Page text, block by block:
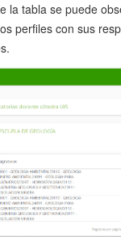
la tabla se puede
perfiles con sus